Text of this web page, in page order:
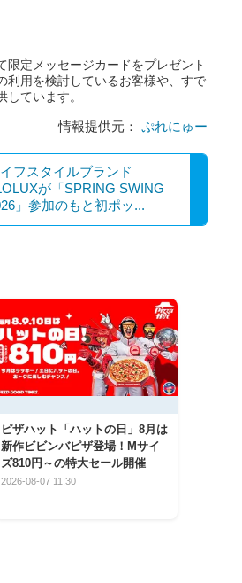
限定メッセージカードをプレゼント
利用を検討しているお客様や、すで
ています。
情報提供元： ぷれにゅー
フスタイルブランド
が「SPRING SWING
」参加のもと初ポッ...
ピザハット「ハットの日」8月は
新作ビビンバピザ登場！Mサイ
ズ810円～の特大セール開催
2026-08-07 11:30